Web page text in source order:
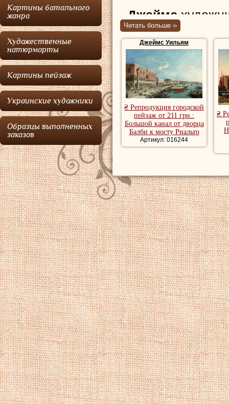
Картины батального
жанра
Художественные
натюрморты
Картины пейзаж
Украинские художники
Образцы выполненных
заказов
Джеймс
прежде всего,
выставлялся в
и в Королевской
показывад
храмы и
Джеймсявно
мастерская
неимоверно
и в
Городские
пейзаж, купить
городской
Читать больше ››
Джеймс Уильям
₴ Репродукция городской
пейзаж от 211 грн.:
Большой канал от дворца
Балби к мосту Риальто
Артикул: 016244
₴